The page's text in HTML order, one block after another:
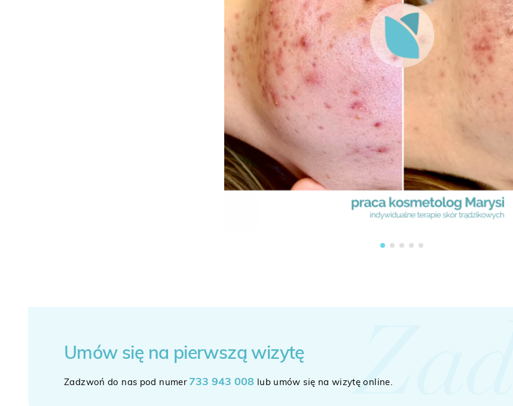
Umów się na pierwszą wizytę
Zadzwoń do nas pod numer 733 943 008 lub umów się na wizytę online.